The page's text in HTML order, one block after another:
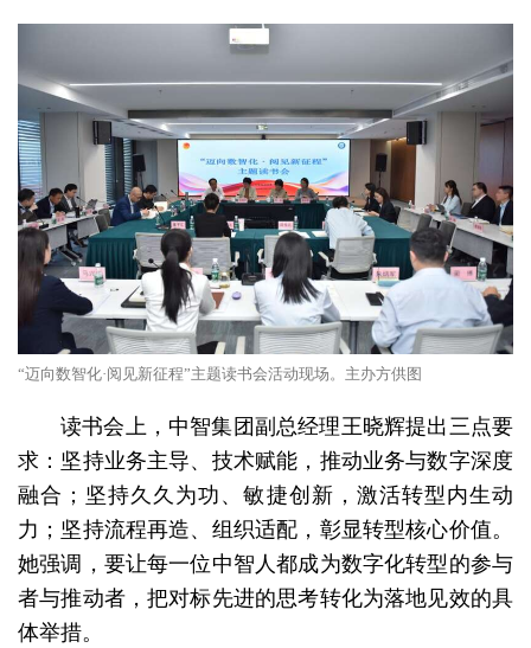
“迈向数智化·阅见新征程”主题读书会活动现场。主办方供图
读书会上，中智集团副总经理王晓辉提出三点要
求：坚持业务主导、技术赋能，推动业务与数字深度
融合；坚持久久为功、敏捷创新，激活转型内生动
力；坚持流程再造、组织适配，彰显转型核心价值。
她强调，要让每一位中智人都成为数字化转型的参与
者与推动者，把对标先进的思考转化为落地见效的具
体举措。